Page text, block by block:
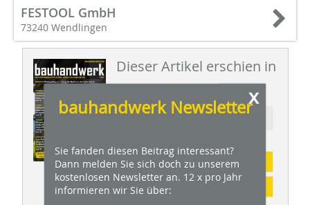
FESTOOL GmbH
73240 Wendlingen
Dieser Artikel erschien in
BHW 09/2023
Abonnement
Inhaltsverzeichnis
x
bauhandwerk Newsletter
Sie fanden diesen Beitrag interessant?
Dann melden Sie sich doch zu unserem
kostenlosen Newsletter an. 12 x pro Jahr
informieren wir Sie über: